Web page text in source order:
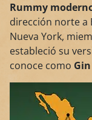
Rummy
dirección norte a
Nueva York,
estableció su
conoce como